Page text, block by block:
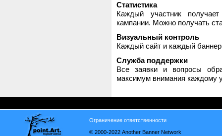
Статистика
Каждый участник
кампании. Можно получать
Визуальный контроль
Каждый сайт и каждый
Служба поддержки
Все заявки и вопросы
максимум внимания каждому
Ограничение ответственности
© 2000-2022 Another Banner Network